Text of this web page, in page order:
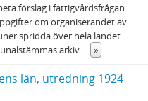
förslag i fattigvårdsfrågan.
om organiserandet av
spridda över hela landet.
arkiv ... »
län, utredning 1924